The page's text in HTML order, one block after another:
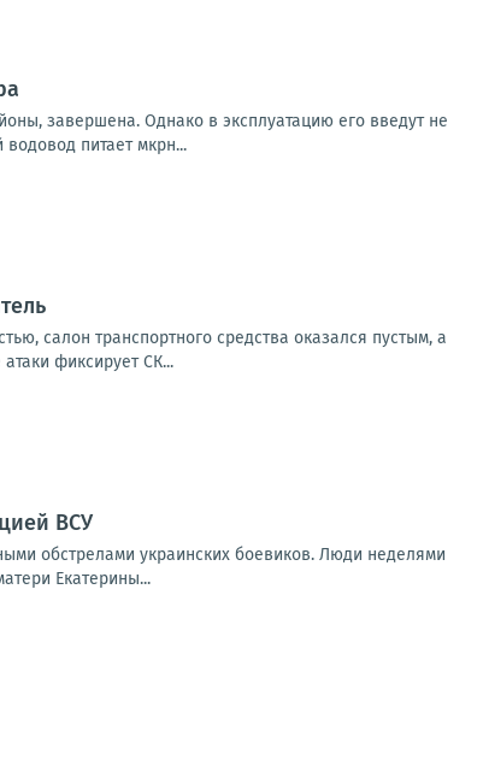
завершена. Однако в эксплуатацию его введут не
питает мкрн...
салон транспортного средства оказался пустым, а
фиксирует СК...
ВСУ
обстрелами украинских боевиков. Люди неделями
Екатерины...